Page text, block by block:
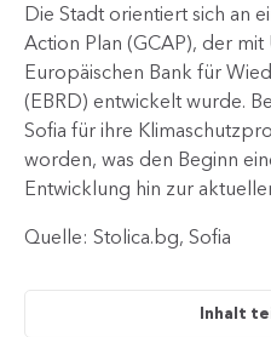
Die Stadt orientiert sich an
Action Plan (GCAP), der
Europäischen Bank für
(EBRD) entwickelt wurde.
Sofia für ihre
worden, was den Beginn
Entwicklung hin zur
Quelle: Stolica.bg, Sofia
Inhalt